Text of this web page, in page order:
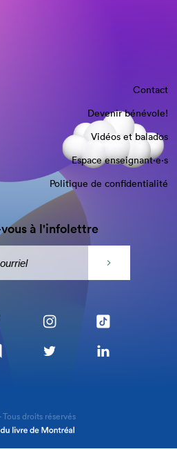
Contact
Devenir bénévole!
Vidéos et balados
Espace enseignant·e⋅s
Politique de confidentialité
à l'infolettre
droits réservés